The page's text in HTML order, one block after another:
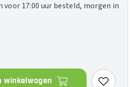
voor 17:00 uur besteld, morgen in
winkelwagen